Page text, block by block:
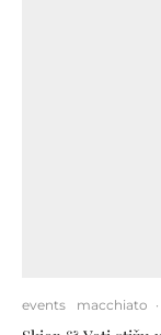
events macchiato ·